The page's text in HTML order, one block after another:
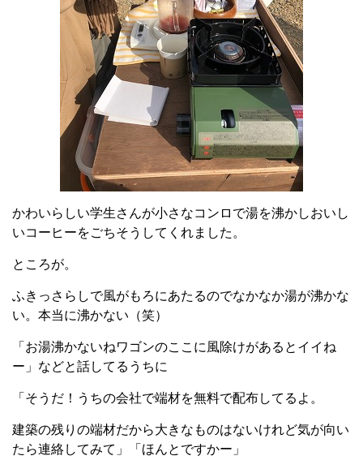
かわいらしい学生さんが小さなコンロで湯を沸かしおいし
いコーヒーをごちそうしてくれました。
ところが。
ふきっさらしで風がもろにあたるのでなかなか湯が沸かな
い。本当に沸かない（笑）
「お湯沸かないねワゴンのここに風除けがあるとイイね
ー」などと話してるうちに
「そうだ！うちの会社で端材を無料で配布してるよ。
建築の残りの端材だから大きなものはないけれど気が向い
たら連絡してみて」「ほんとですかー」